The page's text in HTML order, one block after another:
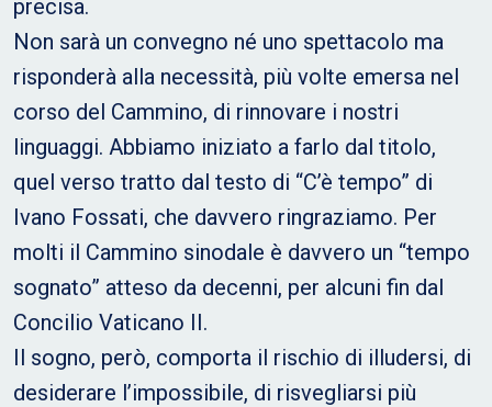
precisa.
Non sarà un convegno né uno spettacolo ma
risponderà alla necessità, più volte emersa nel
corso del Cammino, di rinnovare i nostri
linguaggi. Abbiamo iniziato a farlo dal titolo,
quel verso tratto dal testo di “C’è tempo” di
Ivano Fossati, che davvero ringraziamo. Per
molti il Cammino sinodale è davvero un “tempo
sognato” atteso da decenni, per alcuni fin dal
Concilio Vaticano II.
Il sogno, però, comporta il rischio di illudersi, di
desiderare l’impossibile, di risvegliarsi più